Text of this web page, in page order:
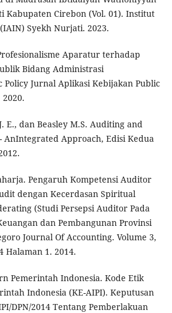
Kabupaten Cirebon (Vol. 01). Institut
Syekh Nurjati. 2023.
Aparatur terhadap
Bidang Administrasi
Policy Jurnal Aplikasi Kebijakan Public
E., dan Beasley M.S. Auditing and
AnIntegrated Approach, Edisi Kedua
Pengaruh Kompetensi Auditor
dengan Kecerdasan Spiritual
(Studi Persepsi Auditor Pada
dan Pembangunan Provinsi
Journal Of Accounting. Volume 3,
Halaman 1. 2014.
Pemerintah Indonesia. Kode Etik
Indonesia (KE-AIPI). Keputusan
DPN/2014 Tentang Pemberlakuan